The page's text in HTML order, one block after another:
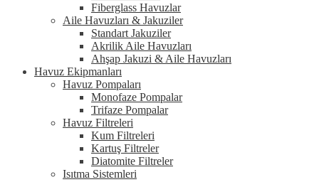
Fiberglass Havuzlar
Aile Havuzları & Jakuziler
Standart Jakuziler
Akrilik Aile Havuzları
Ahşap Jakuzi & Aile Havuzları
Havuz Ekipmanları
Havuz Pompaları
Monofaze Pompalar
Trifaze Pompalar
Havuz Filtreleri
Kum Filtreleri
Kartuş Filtreler
Diatomite Filtreler
Isıtma Sistemleri